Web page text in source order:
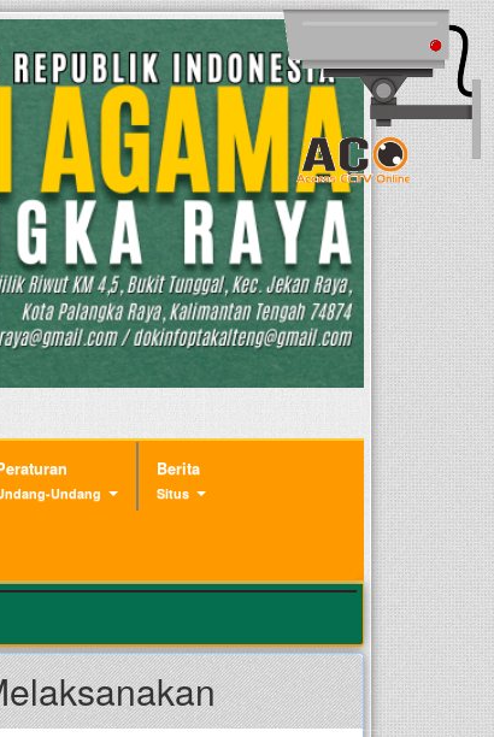
Undang
Berita
Situs